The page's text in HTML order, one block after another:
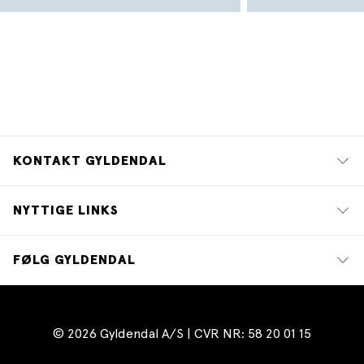
KONTAKT GYLDENDAL
NYTTIGE LINKS
FØLG GYLDENDAL
© 2026 Gyldendal A/S | CVR NR: 58 20 01 15